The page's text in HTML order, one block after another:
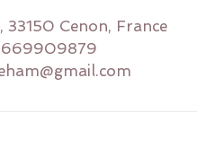
33150 Cenon, France